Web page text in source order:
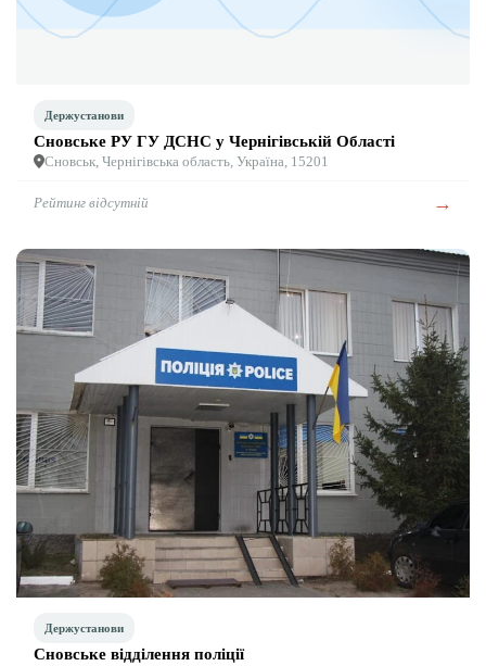
Держустанови
Сновське РУ ГУ ДСНС у Чернігівській Області
Сновськ, Чернігівська область, Україна, 15201
Рейтинг відсутній →
Держустанови
Сновське відділення поліції